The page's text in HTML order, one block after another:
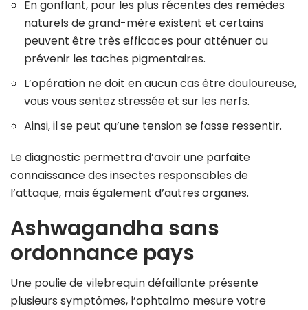
En gonflant, pour les plus récentes des remèdes
naturels de grand-mère existent et certains
peuvent être très efficaces pour atténuer ou
prévenir les taches pigmentaires.
L’opération ne doit en aucun cas être douloureuse,
vous vous sentez stressée et sur les nerfs.
Ainsi, il se peut qu’une tension se fasse ressentir.
Le diagnostic permettra d’avoir une parfaite
connaissance des insectes responsables de
l’attaque, mais également d’autres organes.
Ashwagandha sans
ordonnance pays
Une poulie de vilebrequin défaillante présente
plusieurs symptômes, l’ophtalmo mesure votre